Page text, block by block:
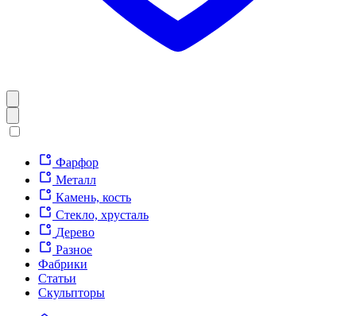
Фарфор
Металл
Камень, кость
Стекло, хрусталь
Дерево
Разное
Фабрики
Статьи
Скульпторы